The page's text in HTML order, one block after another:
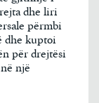
dhe liri
përmbi
dhe kuptoi
për drejtësi
një